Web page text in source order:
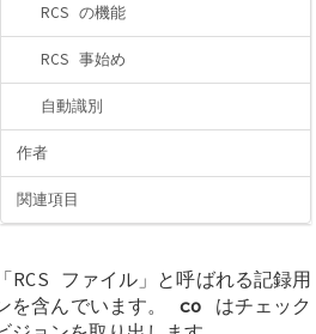
RCS の機能
RCS 事始め
自動識別
作者
関連項目
ファイル」と呼ばれる記録用
を含んでいます。 co はチェック